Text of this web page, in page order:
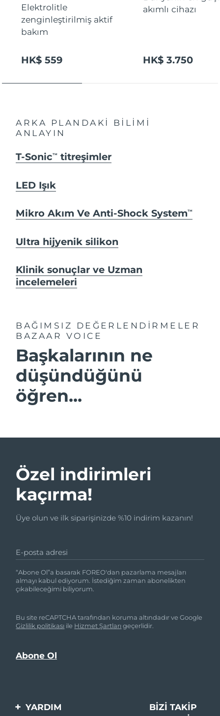
Elektrolitle
zenginleştirilmiş aktif
bakım
HK$ 559
akımlı cihazı
HK$ 3.750
ARKA PLANDAKİ BİLİMİ
ANLAYIN
T-SonicTM titreşimler
LED Işık
Mikro Akım Ve Anti-Shock SystemTM
Ultra hijyenik silikon
Klinik sonuçlar ve Uzman
incelemeleri
BAĞIMSIZ DEĞERLENDİRMELER
BAZAAR VOICE
Başkalarının ne
düşündüğünü
öğren...
Özel indirimleri
kaçırma!
Üye olun ve ilk siparişinizde %10 indirim kazanın!
E-posta adresi
“Abone Ol”a basarak FOREO'dan pazarlama mesajları
almayı kabul ediyorum. İstediğim zaman abonelikten
çıkabileceğimi biliyorum.
Bu site reCAPTCHA tarafından koruma altındadır ve Google
Gizlilik politikası ile Hizmet Şartlarıgeçerlidir.
YARDIM
BIZI TAKIP